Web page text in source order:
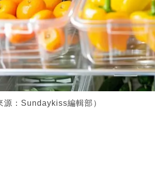
源：Sundaykiss編輯部）